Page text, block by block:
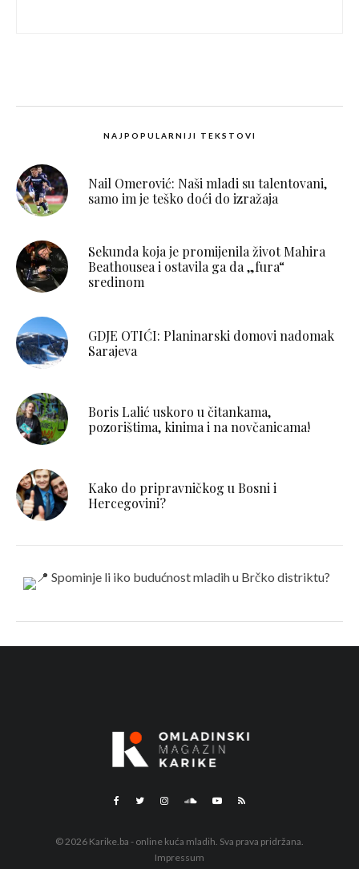
NAJPOPULARNIJI TEKSTOVI
Nail Omerović: Naši mladi su talentovani,
samo im je teško doći do izražaja
Sekunda koja je promijenila život Mahira
Beathousea i ostavila ga da „fura“
sredinom
GDJE OTIĆI: Planinarski domovi nadomak
Sarajeva
Boris Lalić uskoro u čitankama,
pozorištima, kinima i na novčanicama!
Kako do pripravničkog u Bosni i
Hercegovini?
© 2026 Karike.ba - online kuća mladih. Sva prava pridržana.
Impressum